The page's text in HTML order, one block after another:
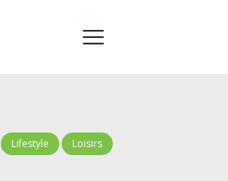
Lifestyle Loisirs